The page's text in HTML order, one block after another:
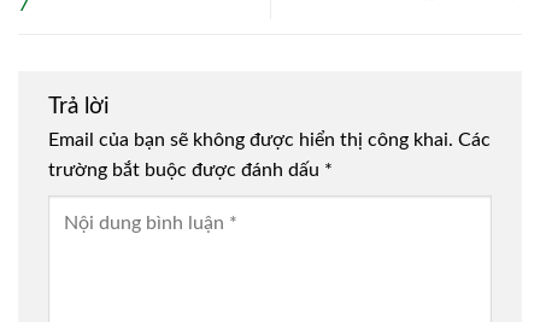
7
Trả lời
Email của bạn sẽ không được hiển thị công khai. Các
trường bắt buộc được đánh dấu *